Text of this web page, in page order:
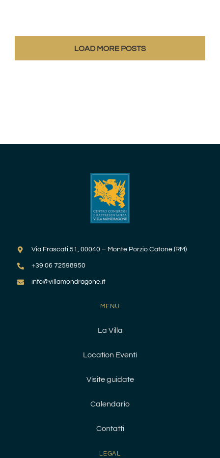
LOAD MORE POSTS
Via Frascati 51, 00040 – Monte Porzio Catone (RM)
+39 06 72598950
info@villamondragone.it
MENU
La Villa
Location Eventi
Visite guidate
Calendario
Contatti
LEGAL